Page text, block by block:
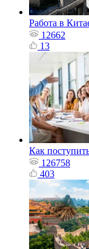
Работа в
12662
13
Как
126758
403